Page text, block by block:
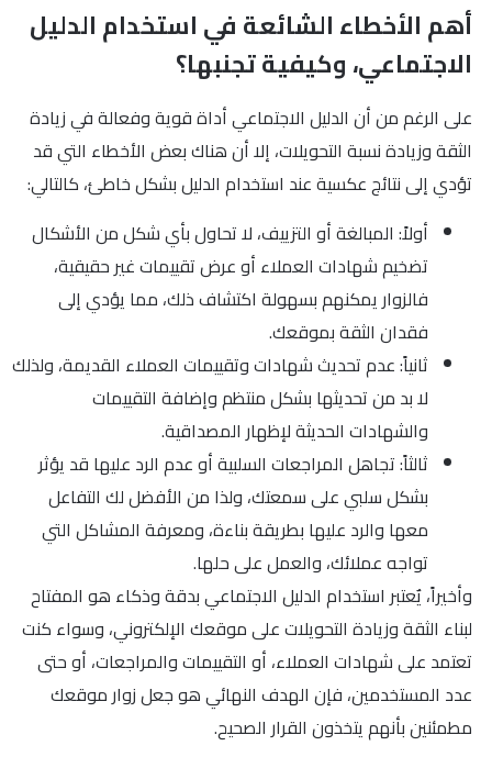
أهم الأخطاء الشائعة في استخدام الدليل
الاجتماعي، وكيفية تجنبها؟
على الرغم من أن الدليل الاجتماعي أداة قوية وفعالة في زيادة
الثقة وزيادة نسبة التحويلات، إلا أن هناك بعض الأخطاء التي قد
تؤدي إلى نتائج عكسية عند استخدام الدليل بشكل خاطئ، كالتالي:
أولاً: المبالغة أو التزييف، لا تحاول بأي شكل من الأشكال
تضخيم شهادات العملاء أو عرض تقييمات غير حقيقية،
فالزوار يمكنهم بسهولة اكتشاف ذلك، مما يؤدي إلى
فقدان الثقة بموقعك.
ثانياً: عدم تحديث شهادات وتقييمات العملاء القديمة، ولذلك
لا بد من تحديثها بشكل منتظم وإضافة التقييمات
والشهادات الحديثة لإظهار المصداقية.
ثالثاً: تجاهل المراجعات السلبية أو عدم الرد عليها قد يؤثر
بشكل سلبي على سمعتك، ولذا من الأفضل لك التفاعل
معها والرد عليها بطريقة بناءة، ومعرفة المشاكل التي
تواجه عملائك، والعمل على حلها.
وأخيراً، يٌعتبر استخدام الدليل الاجتماعي بدقة وذكاء هو المفتاح
لبناء الثقة وزيادة التحويلات على موقعك الإلكتروني، وسواء كنت
تعتمد على شهادات العملاء، أو التقييمات والمراجعات، أو حتى
عدد المستخدمين، فإن الهدف النهائي هو جعل زوار موقعك
مطمئنين بأنهم يتخذون القرار الصحيح.